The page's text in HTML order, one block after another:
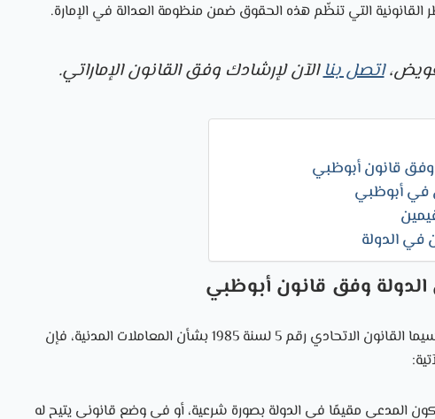
التي تنظّم هذه الحقوق ضمن منظومة العدالة في الإمارة.
اتصل بناالآن لإرشادك وفق القانون الإماراتي.
قانون أبوظبي
في أبوظبي
في الدولة
وفق قانون أبوظبي
من أبرز ما نصّت عليه التشريعات الاتحادية والمحلية، لا سيما القانون الاتحادي رقم 5 لسنة 1985 بشأن المعاملات المدنية، فإن
المدعي مقيمًا في الدولة بصورة شرعية، أو في وضع قانوني يتيح له